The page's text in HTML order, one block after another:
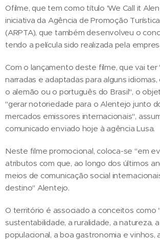
Ofilme, que tem como título 'We Call it
iniciativa da Agência de Promoção
(ARPTA), que também desenvolveu o
tendo a película sido realizada pela
Com o lançamento deste filme, que vai ter
narradas e adaptadas para alguns
o alemão ou o português do Brasil", o
"gerar notoriedade para o Alentejo junto
mercados emissores internacionais",
comunicado enviado hoje à agência Lusa.
Neste filme promocional, coloca-se "em
atributos com que, ao longo dos últimos
meios de comunicação social
destino" Alentejo.
O território é associado a conceitos como
sustentabilidade, a ruralidade, a natureza,
populacional, a boa gastronomia e vinhos,